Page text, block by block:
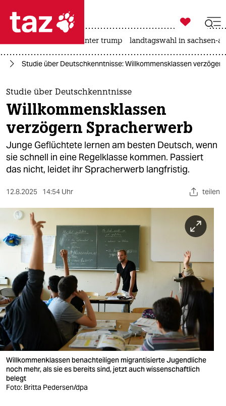
 taz zahl ich
taz zahl ich
themen
politik
öko
gesellschaft
sport
berlin
nord
wahrheit
verlag
verlag
veranstaltungen
shop
fragen & hilfe

taz zahl ich
usa unter trump landtagswahl in sachsen-
Studie über Deutschkenntnisse: Willkommensklassen
Studie über Deutschkenntnisse
Willkommensklassen
verzögern Spracherwerb
Junge Geflüchtete lernen am besten Deutsch, wenn
sie schnell in eine Regelklasse kommen. Passiert
das nicht, leidet ihr Spracherwerb langfristig.
12.8.2025 14:54 Uhr teilen
Willkommenklassen benachteiligen migrantisierte Jugendliche
noch mehr, als sie es bereits sind, jetzt auch wissenschaftlich
belegt
Foto: Britta Pedersen/dpa